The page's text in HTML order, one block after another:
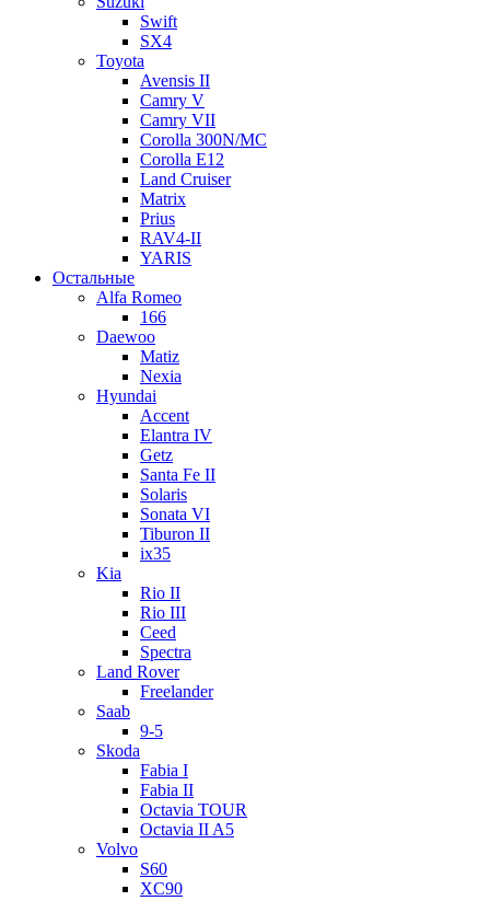
Swift
SX4
Toyota
Avensis II
Camry V
Camry VII
Corolla 300N/MC
Corolla E12
Land Cruiser
Matrix
Prius
RAV4-II
YARIS
Остальные
Alfa Romeo
166
Daewoo
Matiz
Nexia
Hyundai
Accent
Elantra IV
Getz
Santa Fe II
Solaris
Sonata VI
Tiburon II
ix35
Kia
Rio II
Rio III
Ceed
Spectra
Land Rover
Freelander
Saab
9-5
Skoda
Fabia I
Fabia II
Octavia TOUR
Octavia II A5
Volvo
S60
XC90